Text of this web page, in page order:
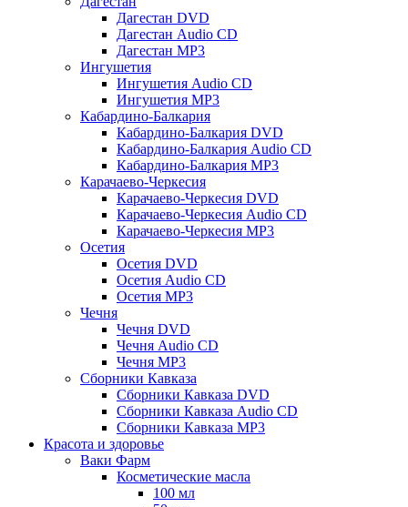
Дагестан DVD
Дагестан Audio CD
Дагестан MP3
Ингушетия
Ингушетия Audio CD
Ингушетия MP3
Кабардино-Балкария
Кабардино-Балкария DVD
Кабардино-Балкария Audio CD
Кабардино-Балкария MP3
Карачаево-Черкесия
Карачаево-Черкесия DVD
Карачаево-Черкесия Audio CD
Карачаево-Черкесия MP3
Осетия
Осетия DVD
Осетия Audio CD
Осетия MP3
Чечня
Чечня DVD
Чечня Audio CD
Чечня MP3
Сборники Кавказа
Сборники Кавказа DVD
Сборники Кавказа Audio CD
Сборники Кавказа MP3
Красота и здоровье
Ваки Фарм
Косметические масла
100 мл